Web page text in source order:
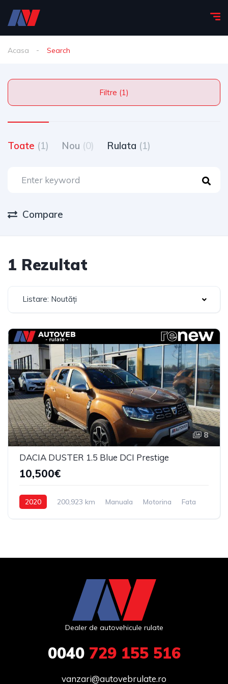
Acasa Search
Filtre (1)
Toate (1) Nou (0) Rulata (1)
Compare
1 Rezultat
Listare: Noutăți
8
DACIA DUSTER 1.5 Blue DCI Prestige
10,500€
2020 200,923 km Manuala Motorina Fata
Dealer de autovehicule rulate
0040729 155 516
vanzari@autovebrulate.ro